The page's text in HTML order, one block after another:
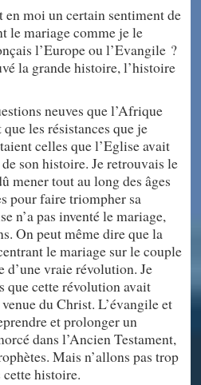
en moi un certain sentiment de
le mariage comme je le
l’Europe ou l’Evangile ?
la grande histoire, l’histoire
neuves que l’Afrique
les résistances que je
celles que l’Eglise avait
son histoire. Je retrouvais le
mener tout au long des âges
pour faire triompher sa
n’a pas inventé le mariage,
On peut même dire que la
le mariage sur le couple
d’une vraie révolution. Je
que cette révolution avait
du Christ. L’évangile et
et prolonger un
dans l’Ancien Testament,
Mais n’allons pas trop
cette histoire.